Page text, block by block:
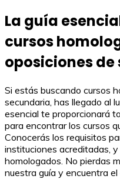
La guía
cursos
oposiciones
Si estás buscando cursos
secundaria, has llegado al
esencial te proporcionará
para encontrar los cursos
Conocerás los requisitos
instituciones acreditadas,
homologados. No pierdas
nuestra guía y encuentra